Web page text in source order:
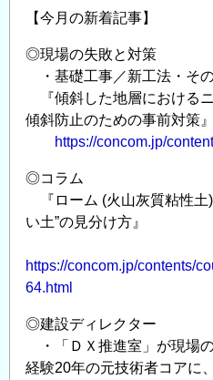
【今月の新着記事】
◎現場の失敗と対策
・基礎工事／新工法・そ
『傾斜した地層における
傾斜防止のための事前対策』
https://concom.jp/
◎コラム
『ローム (火山灰質粘性土
い土”の見分け方』
https://concom.jp/contents/
64.html
◎建設ディレクター
・「ＤＸ推進室」が現場
経験20年の元技術者コアに